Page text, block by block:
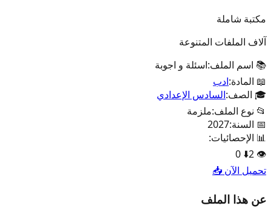
مكتبة شاملة
آلاف الملفات المتنوعة
📚 اسم الملف:اسئلة و اجوبة
📖 المادة:ادب
🎓 الصف:السادس الإعدادي
📂 نوع الملف:ملزمة
📅 السنة:2027
📊 الإحصائيات:
👁️
2
⬇️
0
تحميل الآن 📥
عن هذا الملف